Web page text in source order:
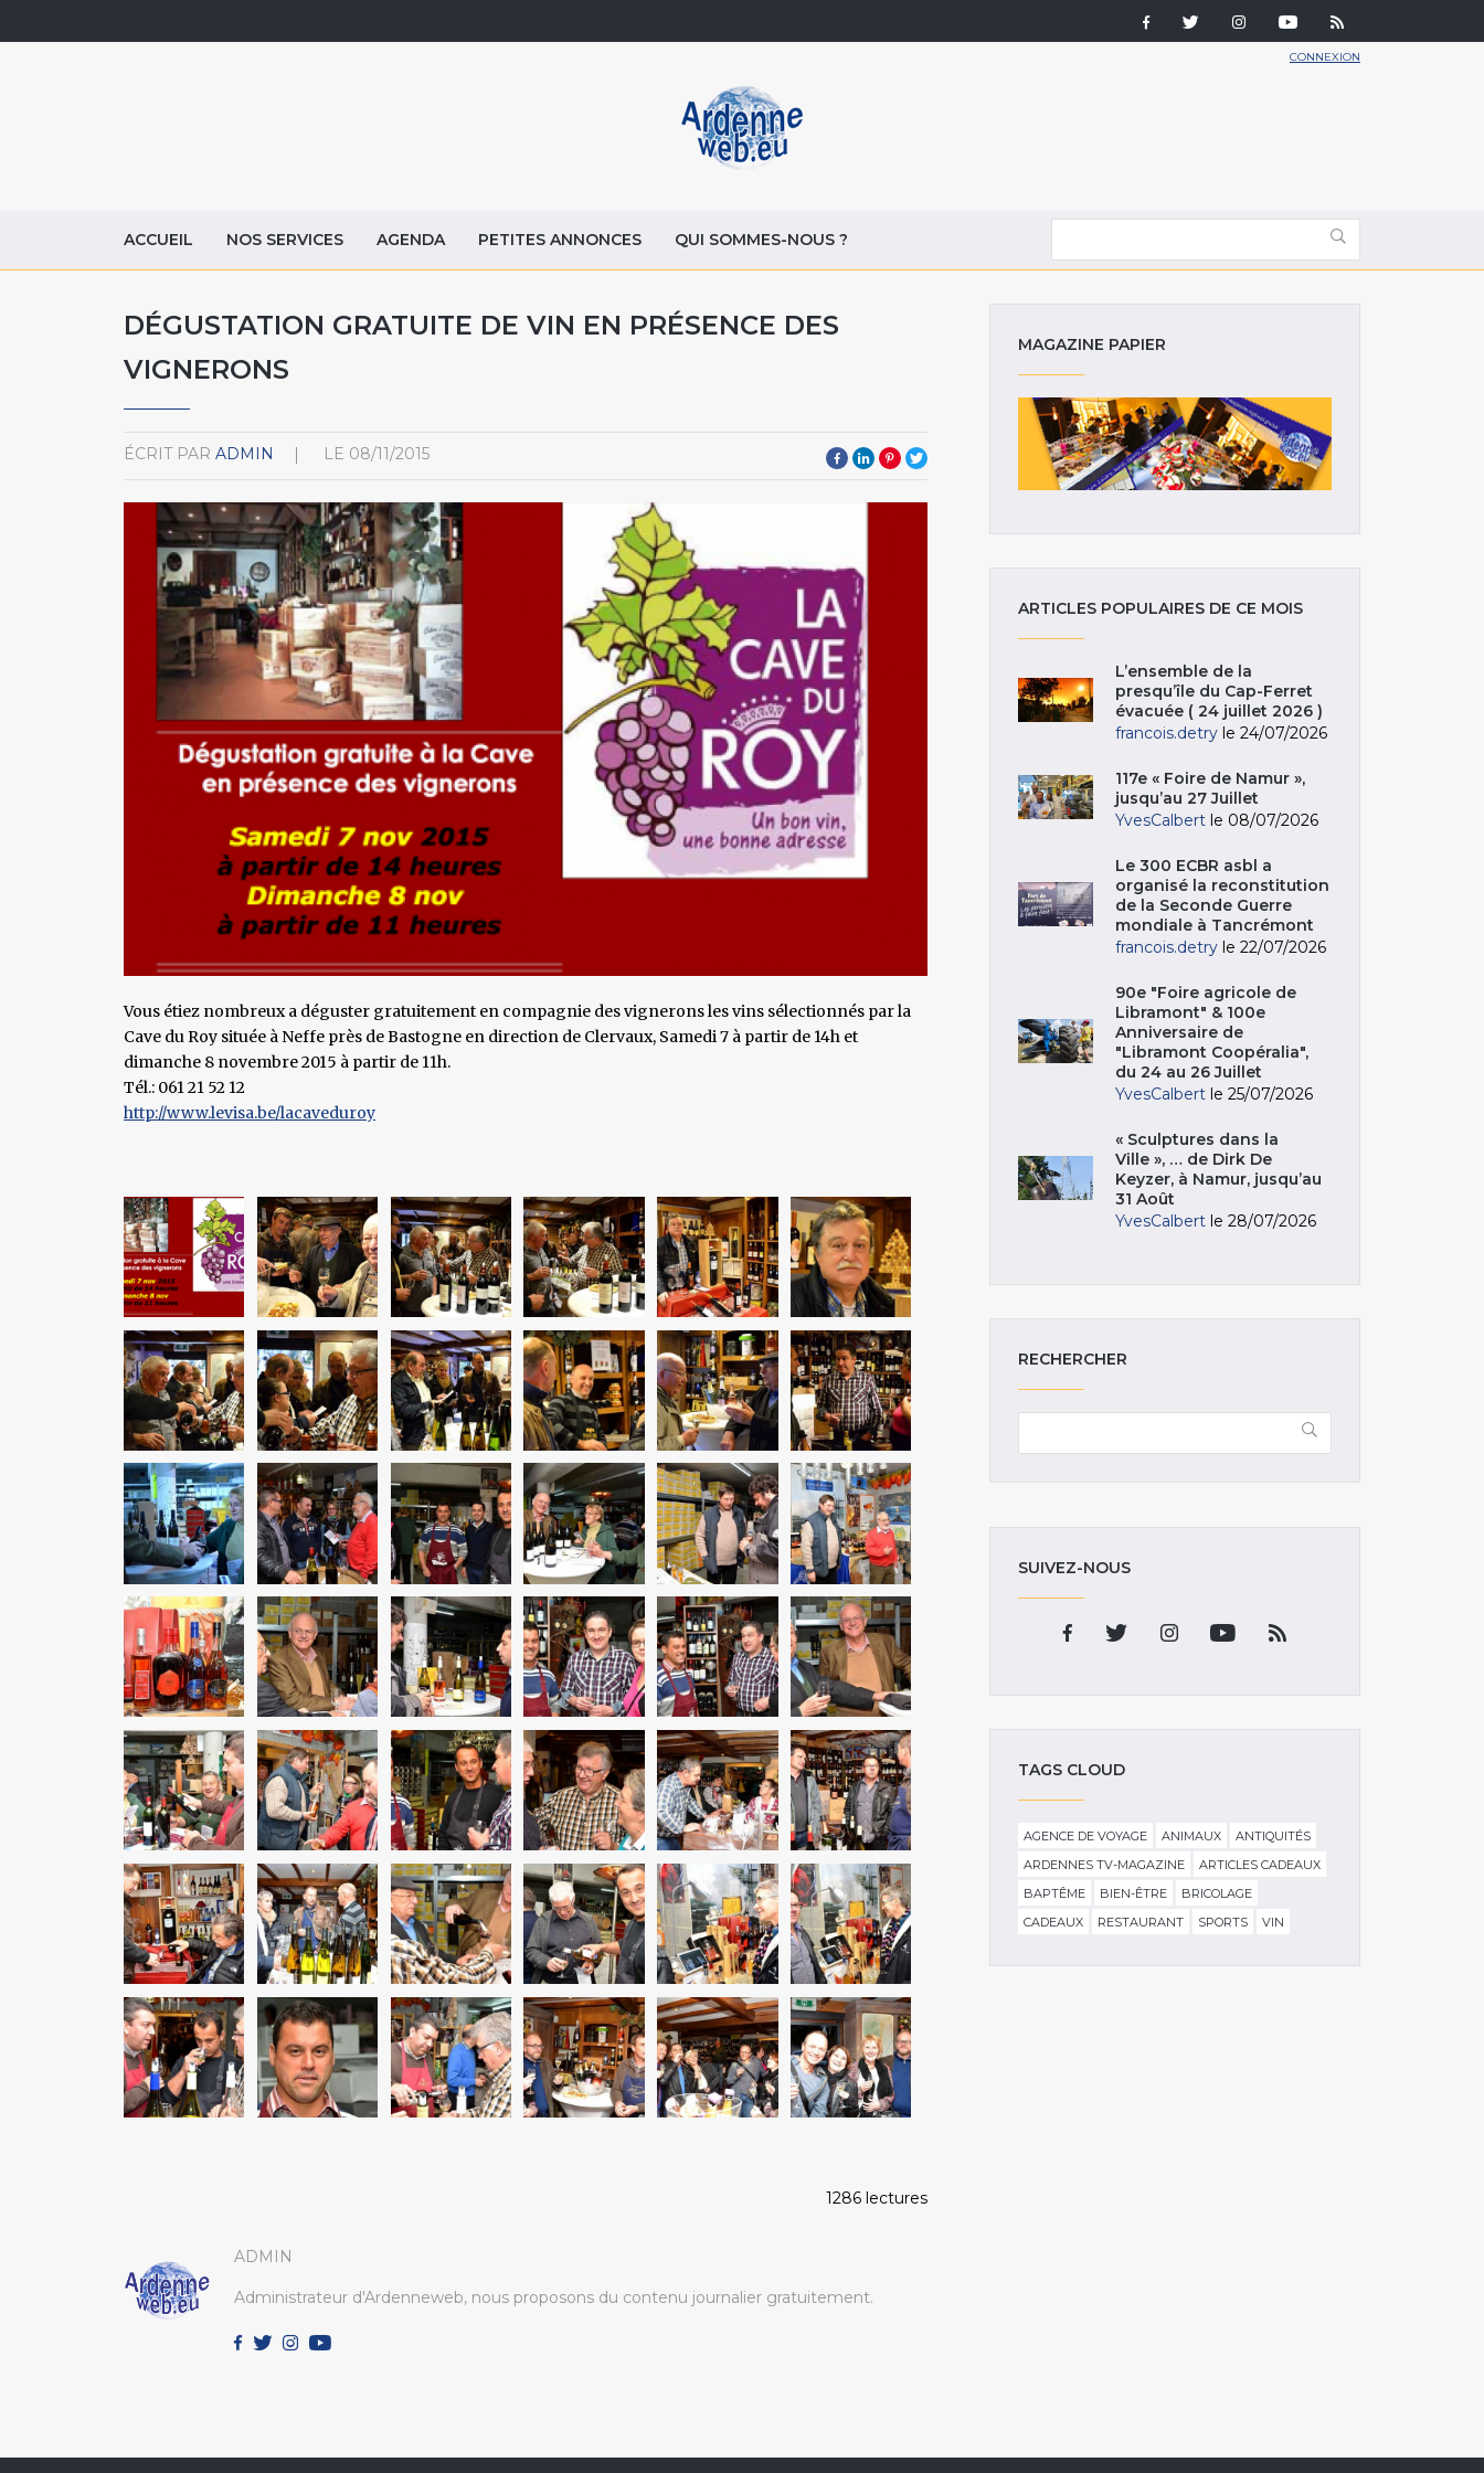
CONNEXION
ACCUEIL NOS SERVICES AGENDA PETITES ANNONCES QUI SOMMES-NOUS ?
DÉGUSTATION GRATUITE DE VIN EN PRÉSENCE DES
VIGNERONS
ÉCRIT PAR ADMIN LE 08/11/2015
Vous étiez nombreux a déguster gratuitement en compagnie des vignerons les vins sélectionnés par la
Cave du Roy située à Neffe près de Bastogne en direction de Clervaux, Samedi 7 à partir de 14h et
dimanche 8 novembre 2015 à partir de 11h.
Tél.: 061 21 52 12
http://www.levisa.be/lacaveduroy
1286 lectures
ADMIN
Administrateur d'Ardenneweb, nous proposons du contenu journalier gratuitement.
MAGAZINE PAPIER
ARTICLES POPULAIRES DE CE MOIS
L’ensemble de la
presqu’île du Cap-Ferret
évacuée ( 24 juillet 2026 )
francois.detry le 24/07/2026
117e « Foire de Namur »,
jusqu’au 27 Juillet
YvesCalbert le 08/07/2026
Le 300 ECBR asbl a
organisé la reconstitution
de la Seconde Guerre
mondiale à Tancrémont
francois.detry le 22/07/2026
90e "Foire agricole de
Libramont" & 100e
Anniversaire de
"Libramont Coopéralia",
du 24 au 26 Juillet
YvesCalbert le 25/07/2026
« Sculptures dans la
Ville », … de Dirk De
Keyzer, à Namur, jusqu’au
31 Août
YvesCalbert le 28/07/2026
RECHERCHER
SUIVEZ-NOUS
TAGS CLOUD
AGENCE DE VOYAGE ANIMAUX
ANTIQUITÉS
ARDENNES TV-MAGAZINE
ARTICLES CADEAUX
BAPTÊME
BIEN-ÊTRE
BRICOLAGE
CADEAUX
RESTAURANT SPORTS VIN